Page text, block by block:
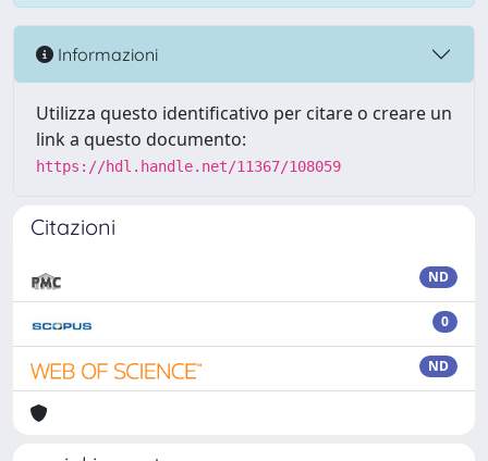
Informazioni
Utilizza questo identificativo per citare o creare un
link a questo documento:
https://hdl.handle.net/11367/108059
Citazioni
ND
0
ND